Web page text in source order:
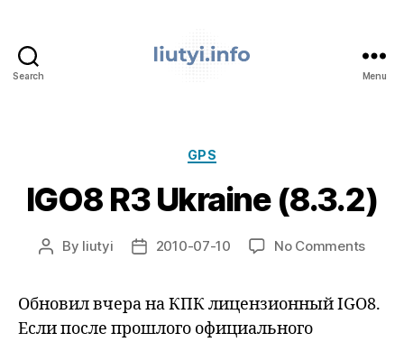
Search Menu
Categories
GPS
IGO8 R3 Ukraine (8.3.2)
Post
By liutyi
Post2010-07-10 No Commentson
Обновил вчера на КПК лицензионный IGO8.
Если после прошлого официального